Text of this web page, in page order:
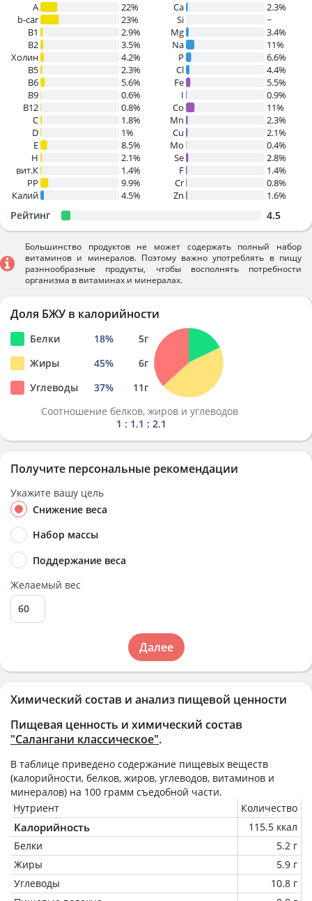
Химический состав и анализ пищевой ценности
Пищевая ценность и химический состав
"Салангани классическое".
В таблице приведено содержание пищевых веществ
(калорийности, белков, жиров, углеводов, витаминов и
минералов) на 100 грамм съедобной части.
Нутриент
Количество
Калорийность
115.5 ккал
Белки
5.2 г
Жиры
5.9 г
Углеводы
10.8 г
A
22%
b-car
23%
В1
2.9%
B2
3.5%
Холин
4.2%
B5
2.3%
B6
5.6%
B9
0.6%
B12
0.8%
C
1.8%
D
1%
E
8.5%
H
2.1%
вит.К
1.4%
PP
9.9%
Калий
4.5%
Ca
2.3%
Si
~
Mg
3.4%
Na
11%
P
6.6%
Cl
4.4%
Fe
5.5%
I
0.9%
Co
11%
Mn
2.3%
Cu
2.1%
Mo
0.4%
Se
2.8%
F
1.4%
Cr
0.8%
Zn
1.6%
Рейтинг 4.5
Большинство продуктов не может содержать полный набор
витаминов и минералов. Поэтому важно употреблять в пищу
разннообразные продукты, чтобы восполнять потребности
организма в витаминах и минералах.
Доля БЖУ в калорийности
Белки 18% 5г
Жиры
45% 6г
Углеводы
37% 11г
Соотношение белков, жиров и углеводов
1 : 1.1 : 2.1
Получите персональные рекомендации
Укажите вашу цель
Снижение веса
Набор массы
Поддержание веса
Желаемый вес
Далее